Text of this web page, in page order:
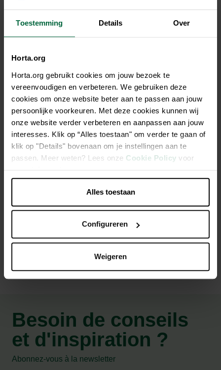
Toestemming Details Over
Horta.org
Horta.org gebruikt cookies om jouw bezoek te
vereenvoudigen en verbeteren. We gebruiken deze
cookies om onze website beter aan te passen aan jouw
persoonlijke voorkeuren. Met deze cookies kunnen wij
onze website verder verbeteren en aanpassen aan jouw
interesses. Klik op “Alles toestaan" om verder te gaan of
klik op "Details" bovenaan om je instellingen aan te
passen. Meer weten? Lees onze Cookie Policy voor
meer informatie.
Alles toestaan
Configureren
Weigeren
Description
Un crocus blanc à petites fleurs qui apparaît alors que l'hiver
est à peine terminé. Ils continuent à fleurir pendant
longtemps en raison du début du printemps froid. Pour les
bordures et les pots sur le patio ou le balcon. Très approprié
pour la naturalisation.
En raison du froid du début du printemps, elles continuent
Besoin de conseils
et d'inspiration ?
Abonnez-vous à la newsletter